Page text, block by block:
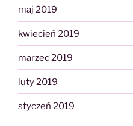
maj 2019
kwiecień 2019
marzec 2019
luty 2019
styczeń 2019